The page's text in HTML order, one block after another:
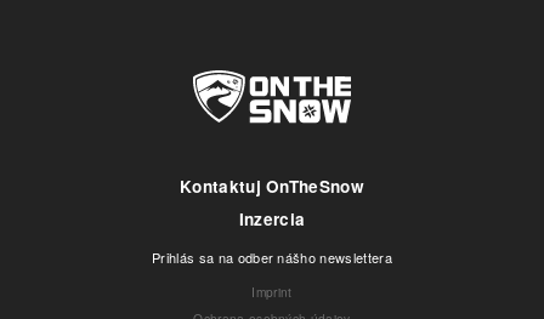
Kontaktuj OnTheSnow
Inzercia
Prihlás sa na odber nášho newslettera
Imprint